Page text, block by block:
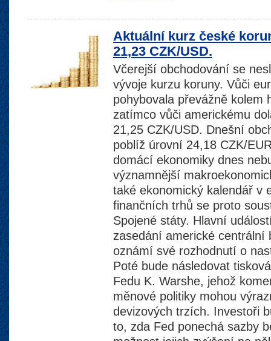
Aktuální kurz české
21,23 CZK/USD.
Včerejší obchodování se
vývoje kurzu koruny. Vůči
pohybovala převážně kolem
zatímco vůči americkému
21,25 CZK/USD. Dnešní
poblíž úrovní 24,18 CZK/
domácí ekonomiky dnes
významnější
také ekonomický kalendář v
finančních trhů se proto
Spojené státy. Hlavní
zasedání americké centrální
oznámí své rozhodnutí o
Poté bude následovat
Fedu K. Warshe, jehož
měnové politiky mohou
devizových trzích. Investoři
to, zda Fed ponechá sazby